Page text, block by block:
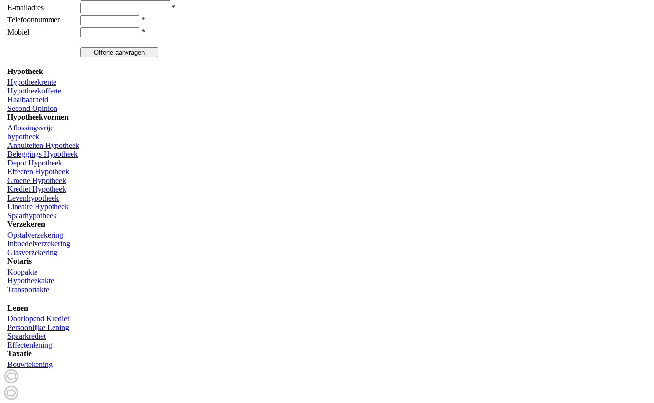
E-mailadres
*
Telefoonnummer
*
Mobiel
*
Hypotheek
Hypotheekrente
Hypotheekofferte
Haalbaarheid
Second Opinion
Hypotheekvormen
Aflossingsvrije
hypotheek
Annuiteiten Hypotheek
Beleggings Hypotheek
Depot Hypotheek
Effecten Hypotheek
Groene Hypotheek
Krediet Hypotheek
Levenhypotheek
Lineaire Hypotheek
Spaarhypotheek
Verzekeren
Opstalverzekering
Inboedelverzekering
Glasverzekering
Notaris
Koopakte
Hypotheekakte
Transportakte
Lenen
Doorlopend Krediet
Persoonlijke Lening
Spaarkrediet
Effectenlening
Taxatie
Bouwtekening